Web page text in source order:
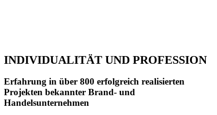
INDIVIDUALITÄT UND PROFESSION
Erfahrung in über 800 erfolgreich realisierten
Projekten bekannter Brand- und
Handelsunternehmen